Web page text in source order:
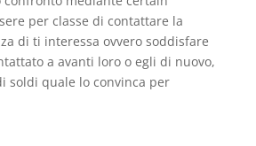
per classe di contattare la
di ti interessa ovvero soddisfare
a avanti loro o egli di nuovo,
soldi quale lo convinca per